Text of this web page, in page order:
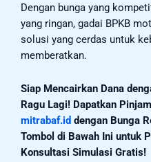
Dengan bunga yang
yang ringan, gadai BPKB
solusi yang cerdas untuk
memberatkan.
Siap Mencairkan Dana
Ragu Lagi! Dapatkan
mitrabaf.id dengan Bunga
Tombol di Bawah Ini untuk
Konsultasi Simulasi Gratis!